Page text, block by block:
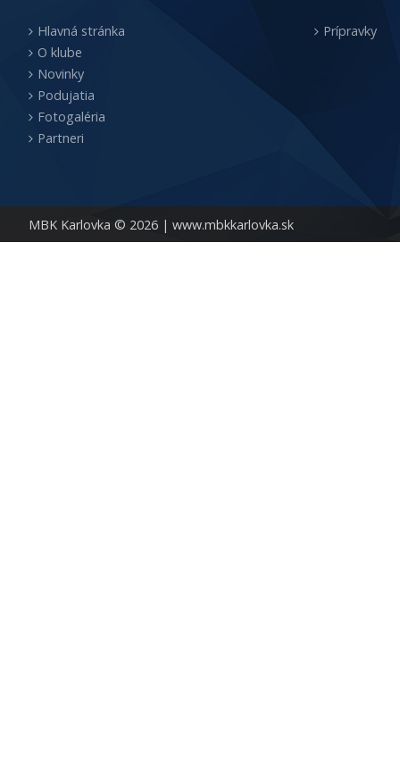
MBK Karlovka © 2026 | www.mbkkarlovka.sk
Hlavná stránka
O klube
Novinky
Podujatia
Fotogaléria
Partneri
Prípravky